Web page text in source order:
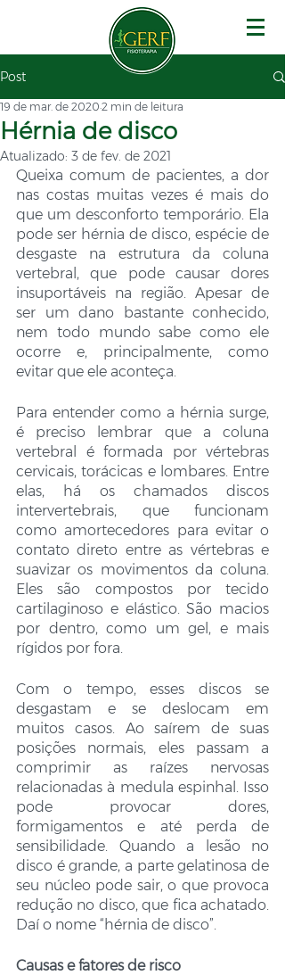
Post
Hérnia de disco
19 de mar. de 2020 2 min de leitura
Atualizado: 3 de fev. de 2021
Queixa comum de pacientes, a dor
nas costas muitas vezes é mais do
que um desconforto temporário. Ela
pode ser hérnia de disco, espécie de
desgaste na estrutura da coluna
vertebral, que pode causar dores
insuportáveis na região. Apesar de
ser um dano bastante conhecido,
nem todo mundo sabe como ele
ocorre e, principalmente, como
evitar que ele aconteça.
Para entender como a hérnia surge,
é preciso lembrar que a coluna
vertebral é formada por vértebras
cervicais, torácicas e lombares. Entre
elas, há os chamados discos
intervertebrais, que funcionam
como amortecedores para evitar o
contato direto entre as vértebras e
suavizar os movimentos da coluna.
Eles são compostos por tecido
cartilaginoso e elástico. São macios
por dentro, como um gel, e mais
rígidos por fora.
Com o tempo, esses discos se
desgastam e se deslocam em
muitos casos. Ao saírem de suas
posições normais, eles passam a
comprimir as raízes nervosas
relacionadas à medula espinhal. Isso
pode provocar dores,
formigamentos e até perda de
sensibilidade. Quando a lesão no
disco é grande, a parte gelatinosa de
seu núcleo pode sair, o que provoca
redução no disco, que fica achatado.
Daí o nome “hérnia de disco”.
Causas e fatores de risco